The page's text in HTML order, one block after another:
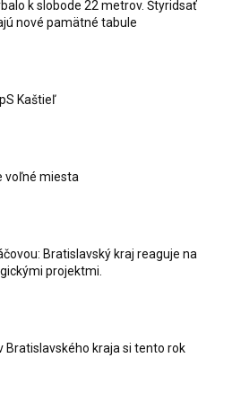
k slobode 22 metrov. Štyridsať
nové pamätné tabule
Kaštieľ
voľné miesta
Bratislavský kraj reaguje na
projektmi.
Bratislavského kraja si tento rok